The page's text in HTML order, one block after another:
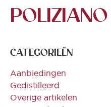
POLIZIANO
CATEGORIEËN
Aanbiedingen
Gedistilleerd
Overige artikelen